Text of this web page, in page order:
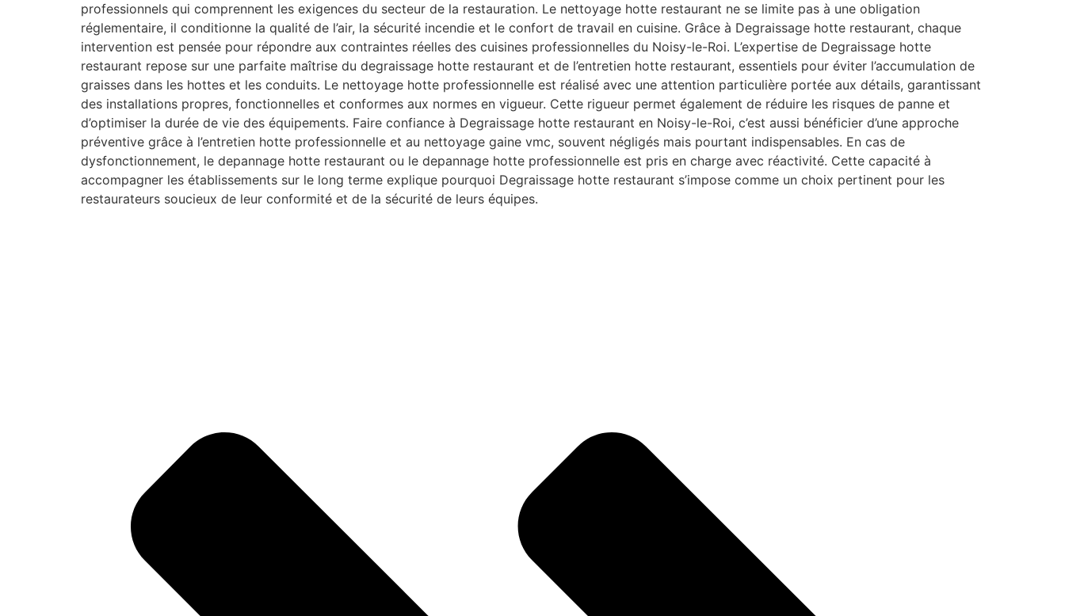
professionnels qui comprennent les exigences du secteur de la restauration. Le nettoyage hotte restaurant ne se limite pas à une obligation
réglementaire, il conditionne la qualité de l’air, la sécurité incendie et le confort de travail en cuisine. Grâce à Degraissage hotte restaurant, chaque
intervention est pensée pour répondre aux contraintes réelles des cuisines professionnelles du Noisy-le-Roi. L’expertise de Degraissage hotte
restaurant repose sur une parfaite maîtrise du degraissage hotte restaurant et de l’entretien hotte restaurant, essentiels pour éviter l’accumulation de
graisses dans les hottes et les conduits. Le nettoyage hotte professionnelle est réalisé avec une attention particulière portée aux détails, garantissant
des installations propres, fonctionnelles et conformes aux normes en vigueur. Cette rigueur permet également de réduire les risques de panne et
d’optimiser la durée de vie des équipements. Faire confiance à Degraissage hotte restaurant en Noisy-le-Roi, c’est aussi bénéficier d’une approche
préventive grâce à l’entretien hotte professionnelle et au nettoyage gaine vmc, souvent négligés mais pourtant indispensables. En cas de
dysfonctionnement, le depannage hotte restaurant ou le depannage hotte professionnelle est pris en charge avec réactivité. Cette capacité à
accompagner les établissements sur le long terme explique pourquoi Degraissage hotte restaurant s’impose comme un choix pertinent pour les
restaurateurs soucieux de leur conformité et de la sécurité de leurs équipes.